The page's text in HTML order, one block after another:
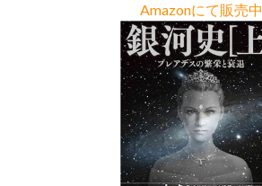
Amazonにて販売中